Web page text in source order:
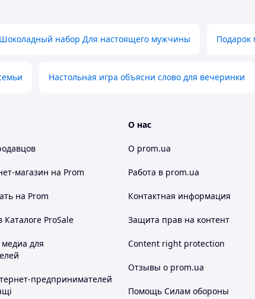
Шоколадный набор Для настоящего мужчины Подарок
Настольная игра объясни слово для вечеринки
магазин на Prom
на Prom
ProSale
для
предпринимателей
О нас
О prom.ua
Работа в prom.ua
Контактная информация
Защита прав на контент
Content right protection
Отзывы о prom.ua
Помощь Силам обороны